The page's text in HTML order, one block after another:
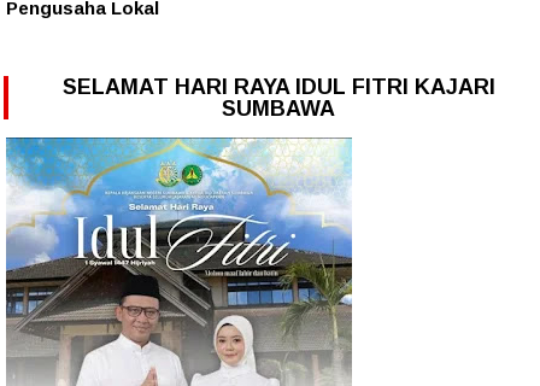
Pengusaha Lokal
SELAMAT HARI RAYA IDUL FITRI KAJARI
SUMBAWA